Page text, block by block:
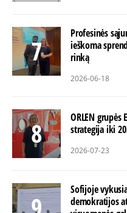
Profesinės
ieškoma
rinką
2026-06-18
ORLEN
strategija iki
2026-07-23
Sofijoje
demokratijos